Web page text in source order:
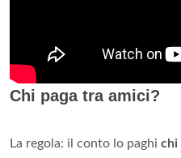
Chi paga tra amici?
La regola: il conto lo paghi chi